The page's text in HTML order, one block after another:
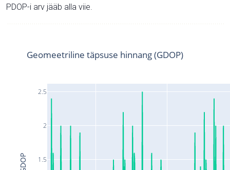
PDOP-i arv jääb alla viie.
1.5
2
2.5
Geomeetriline täpsuse hinnang (GDOP)
GDOP